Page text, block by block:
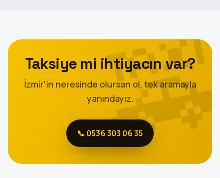
Taksiye mi ihtiyacın var?
İzmir'in neresinde olursan ol, tek aramayla
yanındayız.
📞 0536 303 06 35